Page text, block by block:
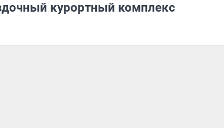
курортный комплекс